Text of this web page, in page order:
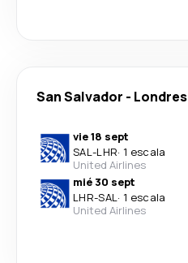
San Salvador - Londres
vie 18 sept
SAL-LHR· 1 escala
United Airlines
mié 30 sept
LHR-SAL· 1 escala
United Airlines